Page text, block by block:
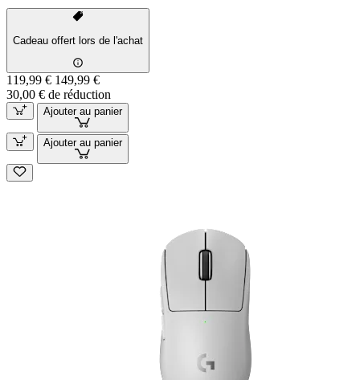
Cadeau offert lors de l'achat
119,99 € 149,99 €
30,00 € de réduction
Ajouter au panier
Ajouter au panier